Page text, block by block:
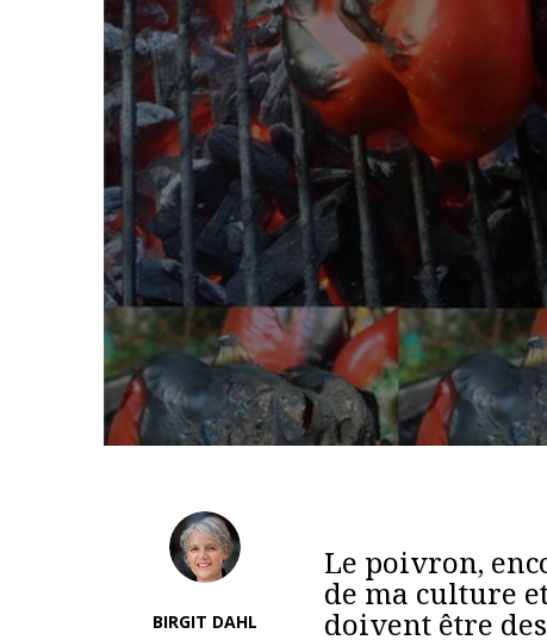
BIRGIT DAHL
Le poivron,
de ma culture
doivent être